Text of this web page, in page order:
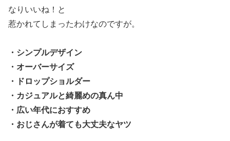
なりいいね！と
惹かれてしまったわけなのですが。
・シンプルデザイン
・オーバーサイズ
・ドロップショルダー
・カジュアルと綺麗めの真ん中
・広い年代におすすめ
・おじさんが着ても大丈夫なヤツ